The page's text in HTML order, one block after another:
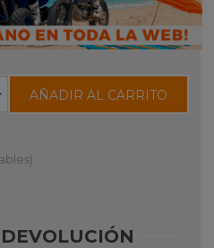
AÑADIR AL CARRITO